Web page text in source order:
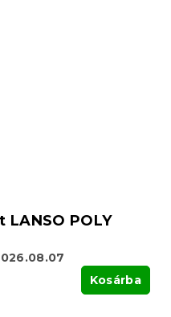
POLY
Kosárba